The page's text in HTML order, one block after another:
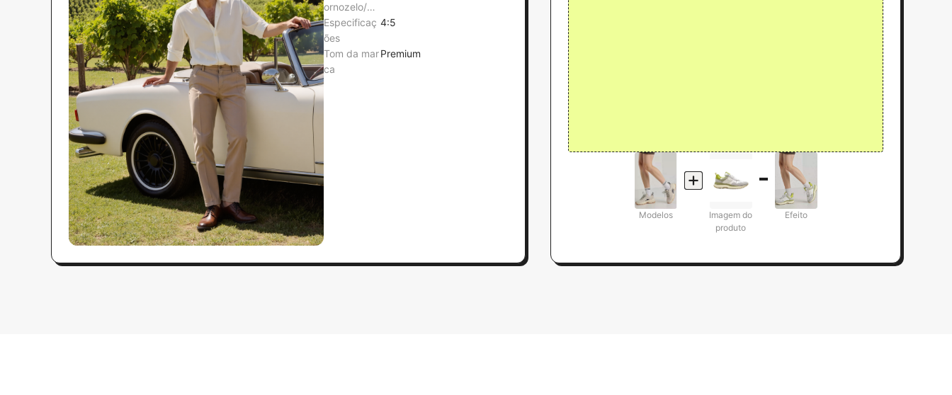
ornozelo/an
atómica
Especificaç
ões
4:5
Tom da mar
ca
Premium
Modelos
Imagem do
produto
Efeito